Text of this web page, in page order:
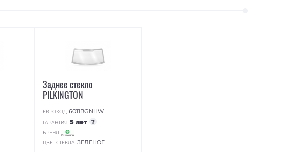
Заднее стекло
PILKINGTON
ЕВРОКОД:6011BGNHW
ГАРАНТИЯ:5 лет ?
БРЕНД:
ЦВЕТ СТЕКЛА:ЗЕЛЕНОЕ